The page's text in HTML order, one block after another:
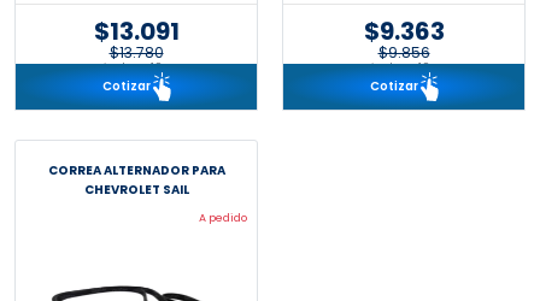
$13.091
$13.780
incl. IVA 19%
Cotizar
$9.363
$9.856
incl. IVA 19%
Cotizar
CORREA ALTERNADOR PARA
CHEVROLET SAIL
A pedido